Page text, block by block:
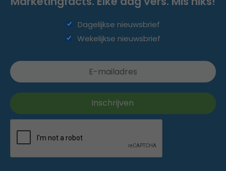
Dagelijkse nieuwsbrief
Wekelijkse nieuwsbrief